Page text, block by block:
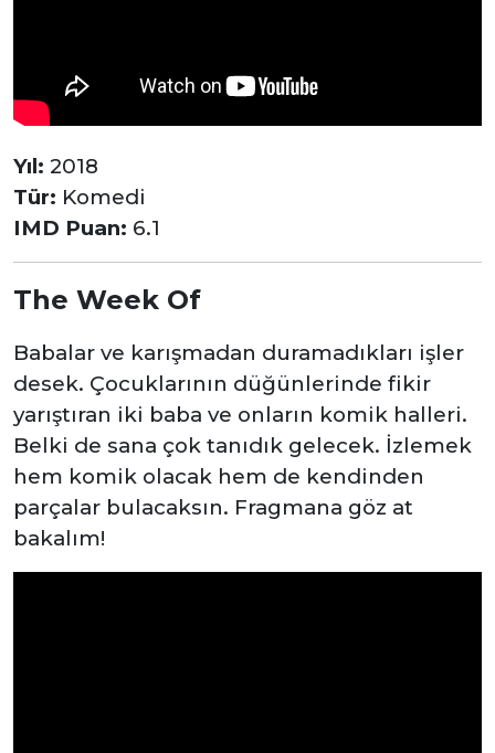
Yıl: 2018
Tür: Komedi
IMD Puan: 6.1
The Week Of
Babalar ve karışmadan duramadıkları işler
desek. Çocuklarının düğünlerinde fikir
yarıştıran iki baba ve onların komik halleri.
Belki de sana çok tanıdık gelecek. İzlemek
hem komik olacak hem de kendinden
parçalar bulacaksın. Fragmana göz at
bakalım!